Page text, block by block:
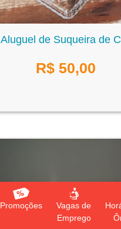
Promoções
Vagas de
Emprego
Aluguel de Suqueira de
R$ 50,00